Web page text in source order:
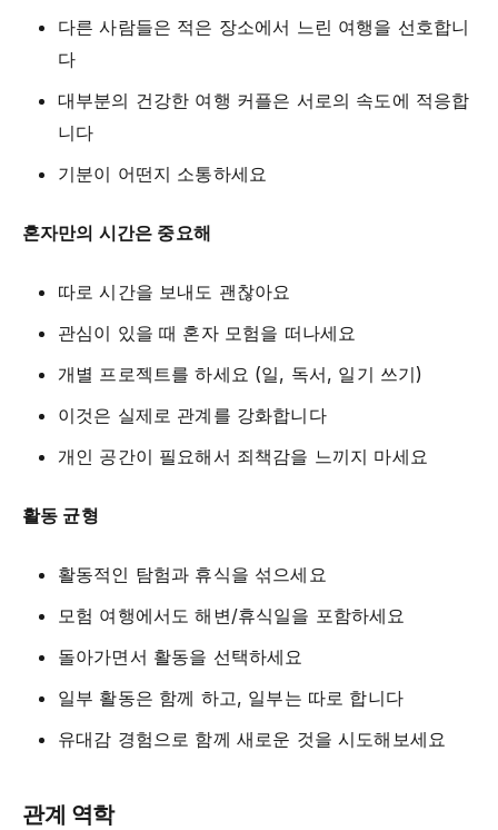
다른 사람들은 적은 장소에서 느린 여행을 선호합니
다
대부분의 건강한 여행 커플은 서로의 속도에 적응합
니다
기분이 어떤지 소통하세요
혼자만의 시간은 중요해
따로 시간을 보내도 괜찮아요
관심이 있을 때 혼자 모험을 떠나세요
개별 프로젝트를 하세요 (일, 독서, 일기 쓰기)
이것은 실제로 관계를 강화합니다
개인 공간이 필요해서 죄책감을 느끼지 마세요
활동 균형
활동적인 탐험과 휴식을 섞으세요
모험 여행에서도 해변/휴식일을 포함하세요
돌아가면서 활동을 선택하세요
일부 활동은 함께 하고, 일부는 따로 합니다
유대감 경험으로 함께 새로운 것을 시도해보세요
관계 역학